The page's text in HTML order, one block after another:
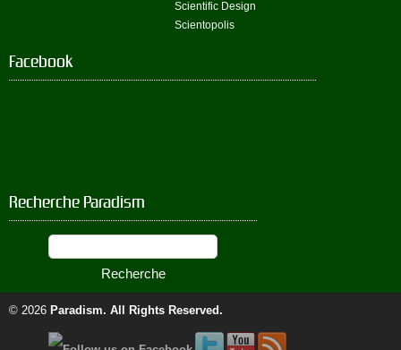
Scientific Design
Scientopolis
Facebook
Recherche Paradism
© 2026 Paradism. All Rights Reserved.